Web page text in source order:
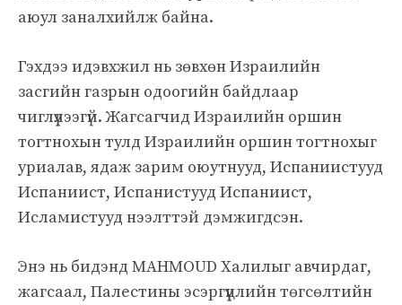
аюул заналхийлж байна.
Гэхдээ идэвхжил нь зөвхөн Израилийн
засгийн газрын одоогийн байдлаар
чиглүүлээгүй. Жагсагчид Израилийн оршин
тогтнохын тулд Израилийн оршин тогтнохыг
уриалав, ядаж зарим оюутнууд, Испаниистууд
Испаниист, Испанистууд Испаниист,
Исламистууд нээлттэй дэмжигдсэн.
Энэ нь бидэнд MAHMOUD Халилыг авчирдаг,
жагсаал, Палестины эсэргүүцлийн төгсөлтийн